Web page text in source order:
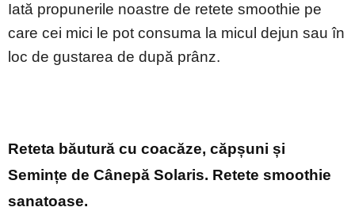
Iată propunerile noastre de retete smoothie pe
care cei mici le pot consuma la micul dejun sau în
loc de gustarea de după prânz.
Reteta băutură cu coacăze, căpșuni și
Semințe de Cânepă Solaris. Retete smoothie
sanatoase.